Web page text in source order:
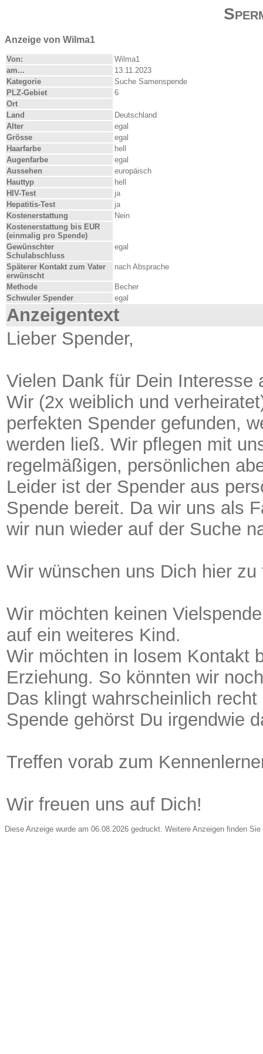
Anzeige von Wilma1
Von:
Wilma1
am...
13.11.2023
Kategorie
Suche Samenspende
PLZ-Gebiet
6
Ort
Land
Deutschland
Alter
egal
Grösse
egal
Haarfarbe
hell
Augenfarbe
egal
Aussehen
europäisch
Hauttyp
hell
HIV-Test
ja
Hepatitis-Test
ja
Kostenerstattung
Nein
Kostenerstattung bis EUR
(einmalig pro Spende)
Gewünschter
Schulabschluss
egal
Späterer Kontakt zum Vater
erwünscht
nach Absprache
Methode
Becher
Schwuler Spender
egal
Anzeigentext
Lieber Spender,
Vielen Dank für Dein Interesse
Wir (2x weiblich und
perfekten Spender gefunden,
werden ließ. Wir pflegen mit
regelmäßigen, persönlichen
Leider ist der Spender aus
Spende bereit. Da wir uns als
wir nun wieder auf der Suche
Wir wünschen uns Dich hier zu
Wir möchten keinen
auf ein weiteres Kind.
Wir möchten in losem Kontakt
Erziehung. So könnten wir
Das klingt wahrscheinlich
Spende gehörst Du irgendwie
Treffen vorab zum
Wir freuen uns auf Dich!
Diese Anzeige wurde am 06.08.2026 gedruckt. Weitere Anzeigen finden